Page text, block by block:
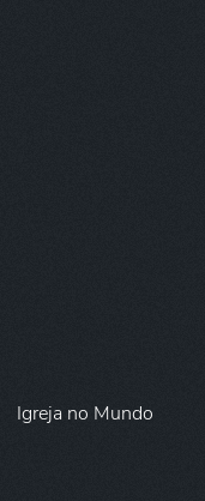
Igreja no Mundo